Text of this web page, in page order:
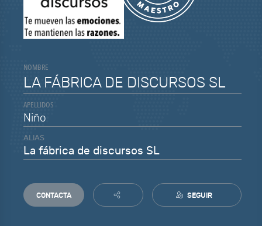
NOMBRE
LA FÁBRICA DE DISCURSOS SL
APELLIDOS
Niño
ALIAS
La fábrica de discursos SL
CONTACTA SEGUIR